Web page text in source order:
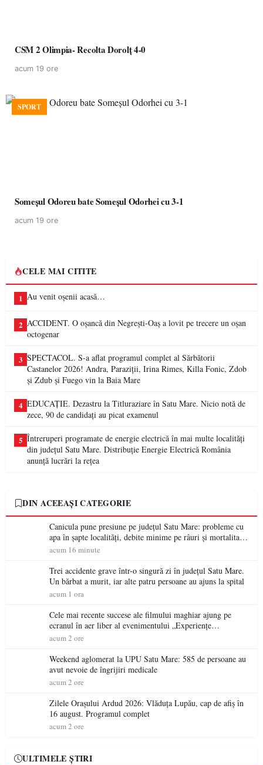
CSM 2 Olimpia- Recolta Dorolț 4-0
acum 19 ore
SPORT
Someșul Odoreu bate Someșul Odorhei cu 3-1
acum 19 ore
CELE MAI CITITE
1 Au venit oșenii acasă…
2 ACCIDENT. O oșancă din Negrești-Oaș a lovit pe trecere un oșan
octogenar
3 SPECTACOL. S-a aflat programul complet al Sărbătorii
Castanelor 2026! Andra, Paraziții, Irina Rimes, Killa Fonic, Zdob
și Zdub și Fuego vin la Baia Mare
4 EDUCAȚIE. Dezastru la Titluraziare în Satu Mare. Nicio notă de
zece, 90 de candidați au picat examenul
5 Întreruperi programate de energie electrică în mai multe localități
din județul Satu Mare. Distribuție Energie Electrică România
anunță lucrări la rețea
DIN ACEEAȘI CATEGORIE
Canicula pune presiune pe județul Satu Mare: probleme cu
apa în șapte localități, debite minime pe râuri și mortalitate
piscicolă la Lacul Călinești
acum 16 minute
Trei accidente grave într-o singură zi în județul Satu Mare.
Un bărbat a murit, iar alte patru persoane au ajuns la spital
acum 1 ora
Cele mai recente succese ale filmului maghiar ajung pe
ecranul în aer liber al evenimentului „Experiențe
cinematografice Partium”
acum 2 ore
Weekend aglomerat la UPU Satu Mare: 585 de persoane au
avut nevoie de îngrijiri medicale
acum 2 ore
Zilele Orașului Ardud 2026: Vlăduța Lupău, cap de afiș în
16 august. Programul complet
acum 2 ore
ULTIMELE ȘTIRI